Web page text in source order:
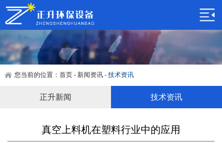
联系我们
联系我们 在线留言
您当前的位置： 首页 - 新闻资讯- 技术资讯
正升新闻 技术资讯
真空上料机在塑料行业中的应用